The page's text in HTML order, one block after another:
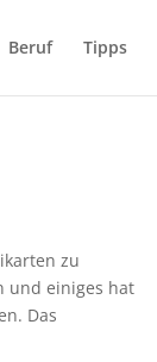
Beruf Tipps
zu
und einiges hat
Das